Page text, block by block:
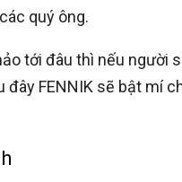
quý ông.
tới đâu thì nếu người
đây FENNIK sẽ bật mí